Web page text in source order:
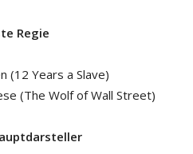
Regie
(12 Years a Slave)
(The Wolf of Wall Street)